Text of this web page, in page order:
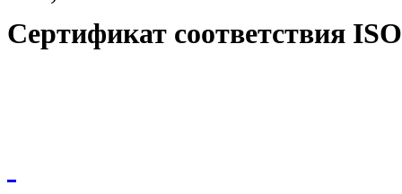
Сертификат соответствия